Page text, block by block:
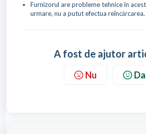
Furnizorul are probleme tehnice în
urmare, nu a putut efectua reîncărcarea.
A fost de ajutor
Nu Da